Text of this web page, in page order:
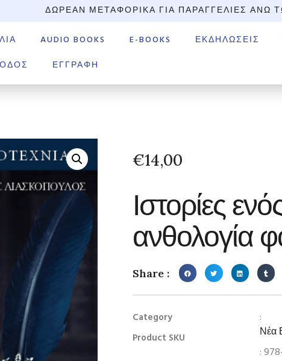
ΔΩΡΕΆΝ ΜΕΤΑΦΟΡΙΚΆ ΓΙΑ ΠΑΡΑΓΓΕΛΊΕΣ ΆΝΩ
AUDIO BOOKS E-BOOKS ΕΚΔΗΛΏΣΕΙΣ
ΕΓΓΡΑΦΉ
€14,00
Ιστορίες
ανθολογία
Share :
Category
Product SKU
:
Νέα
: